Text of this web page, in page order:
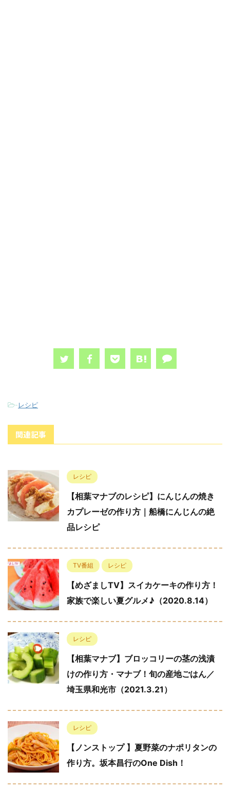
-レシピ
関連記事
レシピ
【相葉マナブのレシピ】にんじんの焼き
カプレーゼの作り方｜船橋にんじんの絶
品レシピ
TV番組 レシピ
【めざましTV】スイカケーキの作り方！
家族で楽しい夏グルメ♪（2020.8.14）
レシピ
【相葉マナブ】ブロッコリーの茎の浅漬
けの作り方・マナブ！旬の産地ごはん／
埼玉県和光市（2021.3.21）
レシピ
【ノンストップ 】夏野菜のナポリタンの
作り方。坂本昌行のOne Dish！